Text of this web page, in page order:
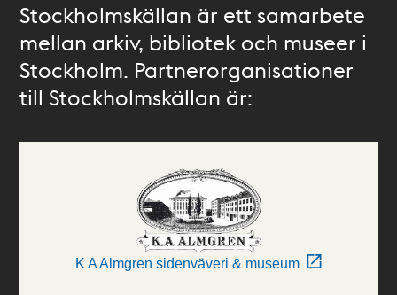
Stockholmskällan är ett samarbete
mellan arkiv, bibliotek och museer i
Stockholm. Partnerorganisationer
till Stockholmskällan är:
K A Almgren sidenväveri & museum